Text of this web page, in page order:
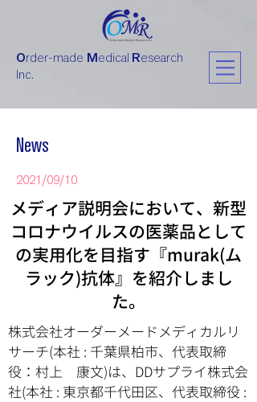
Order-made M edical Research
Inc.
News
2021/09/10
メディア説明会において、新型
コロナウイルスの医薬品として
の実用化を目指す『murak(ム
ラック)抗体』を紹介しまし
た。
株式会社オーダーメードメディカルリ
サーチ(本社 : 千葉県柏市、代表取締
役：村上 康文)は、DDサプライ株式会
社(本社 : 東京都千代田区、代表取締役 :